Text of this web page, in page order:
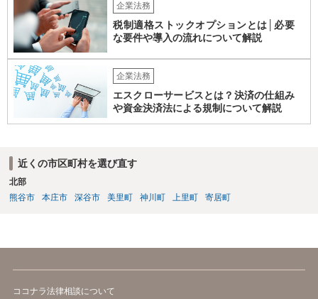
企業法務
税制適格ストックオプションとは│必要
な要件や導入の流れについて解説
企業法務
エスクローサービスとは？決済の仕組み
や資金決済法による規制について解説
近くの市区町村を選び直す
北部
熊谷市
本庄市 深谷市 美里町 神川町 上里町 寄居町
ココナラ法律相談について